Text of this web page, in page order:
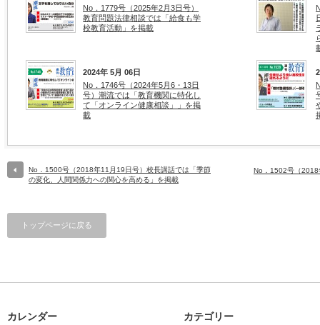
No．1779号（2025年2月3日号）
教育問題法律相談では「給食も学
校教育活動」を掲載
2024年 5月 06日
No．1746号（2024年5月6・13日
号）潮流では「教育機関に特化し
て「オンライン健康相談」」を掲
載
No．1500号（2018年11月19日号）校長講話では「季節
の変化、人間関係力への関心を高める」を掲載
No．1502号（2018
トップページに戻る
カレンダー カテゴリー